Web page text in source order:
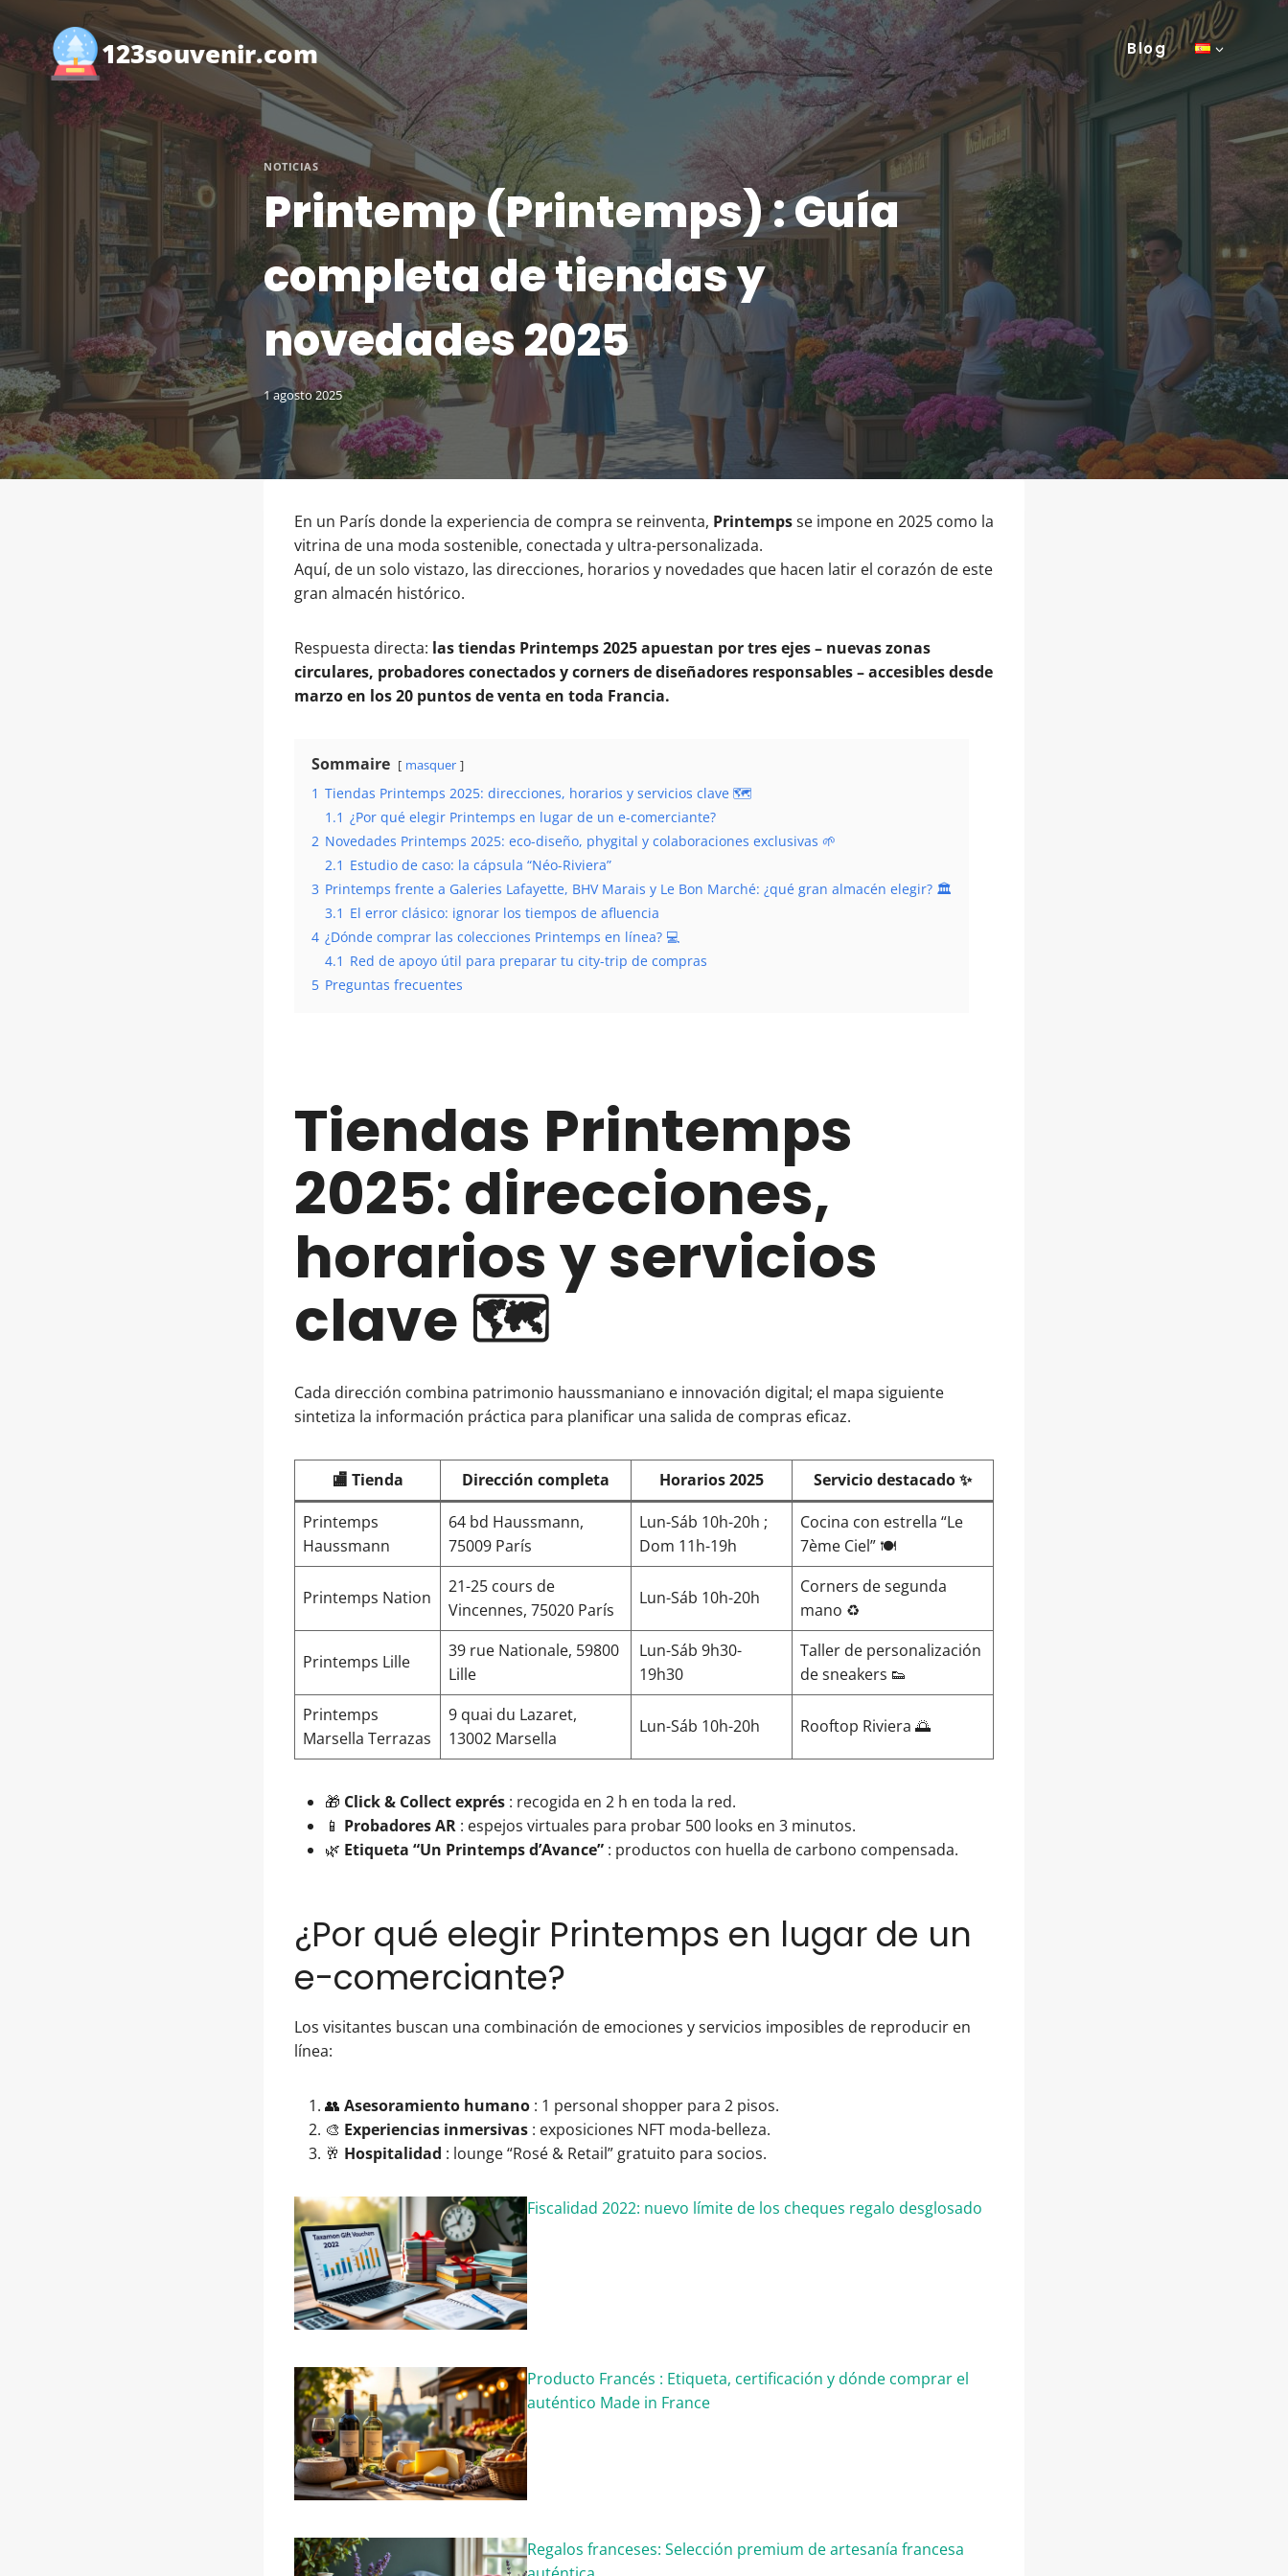
al
contenido
123souvenir.com Blog
NOTICIAS
Printemp (Printemps) : Guía
completa de tiendas y
novedades 2025
1 agosto 2025
En un París donde la experiencia de compra se reinventa, Printempsse impone en 2025 como la
vitrina de una moda sostenible, conectada y ultra-personalizada.
Aquí, de un solo vistazo, las direcciones, horarios y novedades que hacen latir el corazón de este
gran almacén histórico.
Respuesta directa: las tiendas Printemps 2025 apuestan por tres ejes – nuevas zonas
circulares, probadores conectados y corners de diseñadores responsables – accesibles desde
marzo en los 20 puntos de venta en toda Francia.
Sommaire masquer
1 Tiendas Printemps 2025: direcciones, horarios y servicios clave 🗺️
1.1 ¿Por qué elegir Printemps en lugar de un e-comerciante?
2 Novedades Printemps 2025: eco-diseño, phygital y colaboraciones exclusivas 🌱
2.1 Estudio de caso: la cápsula “Néo-Riviera”
3 Printemps frente a Galeries Lafayette, BHV Marais y Le Bon Marché: ¿qué gran almacén elegir? 🏛️
3.1 El error clásico: ignorar los tiempos de afluencia
4 ¿Dónde comprar las colecciones Printemps en línea? 💻
4.1 Red de apoyo útil para preparar tu city-trip de compras
5 Preguntas frecuentes
Tiendas Printemps
2025: direcciones,
horarios y servicios
clave 🗺️
Cada dirección combina patrimonio haussmaniano e innovación digital; el mapa siguiente
sintetiza la información práctica para planificar una salida de compras eficaz.
🏬 Tienda Dirección completa Horarios 2025
Servicio destacado ✨
Printemps
Haussmann
64 bd Haussmann,
75009 París
Lun-Sáb 10h-20h ;
Dom 11h-19h
Cocina con estrella “Le
7ème Ciel” 🍽️
Printemps Nation
21-25 cours de
Vincennes, 75020 París
Lun-Sáb 10h-20h
Corners de segunda
mano ♻️
Printemps Lille
39 rue Nationale, 59800
Lille
Lun-Sáb 9h30-
19h30
Taller de personalización
de sneakers 👟
Printemps
Marsella Terrazas
9 quai du Lazaret,
13002 Marsella
Lun-Sáb 10h-20h Rooftop Riviera 🌅
🎁 Click & Collect exprés : recogida en 2 h en toda la red.
📱 Probadores AR : espejos virtuales para probar 500 looks en 3 minutos.
🌿 Etiqueta “Un Printemps d’Avance” : productos con huella de carbono compensada.
¿Por qué elegir Printemps en lugar de un
e-comerciante?
Los visitantes buscan una combinación de emociones y servicios imposibles de reproducir en
línea:
👥 Asesoramiento humano : 1 personal shopper para 2 pisos.
🎨 Experiencias inmersivas : exposiciones NFT moda-belleza.
🥂 Hospitalidad : lounge “Rosé & Retail” gratuito para socios.
Fiscalidad 2022: nuevo límite de los cheques regalo desglosado
Producto Francés : Etiqueta, certificación y dónde comprar el
auténtico Made in France
Regalos franceses: Selección premium de artesanía francesa